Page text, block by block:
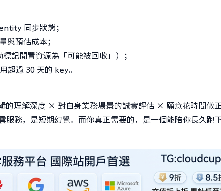
同步狀態；
與預估成本；
記閒置資源為「可能被回收」）；
超過 30 天的 key。
的理解深度 × 對自身業務場景的誠實評估 × 願意花時間做
服務，是短期幻覺。而你真正需要的，是一個能陪你長久跑